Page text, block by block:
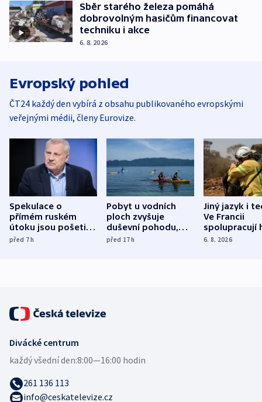
Sběr starého železa pomáhá
dobrovolným hasičům financovat
techniku i akce
6. 8. 2026
Evropský pohled
ČT24 každý den vybírá z obsahu publikovaného evropskými
veřejnými médii, členy Eurovize.
Spekulace o
přímém ruském
útoku jsou pošetilé,
míní estonský
před 7h
Pobyt u vodních
ploch zvyšuje
duševní pohodu,
ukázala
před 17h
Jiný jazyk i
Ve Francii
spolupracují
různých zemí
6. 8. 2026
Divácké centrum
každý všední den:8:00—16:00 hodin
261 136 113
info@ceskatelevize.cz